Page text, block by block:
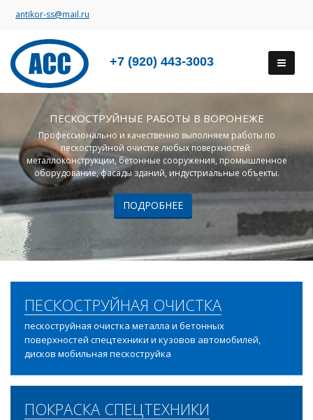
antikor-ss@mail.ru
+7 (920) 443-3003
ПЕСКОСТРУЙНЫЕ РАБОТЫ В ВОРОНЕЖЕ
Профессионально и качественно выполняем работы по
пескоструйной очистке любых поверхностей:
металлоконструкции, бетонные сооружения, промышленное
оборудование, фасады зданий, индустриальные объекты.
ПОДРОБНЕЕ
ПЕСКОСТРУЙНАЯ ОЧИСТКА
пескоструйная очистка металла и бетонных
поверхностей спецтехники и кузовов автомобилей,
дисков мобильная пескоструйка
ПОКРАСКА СПЕЦТЕХНИКИ